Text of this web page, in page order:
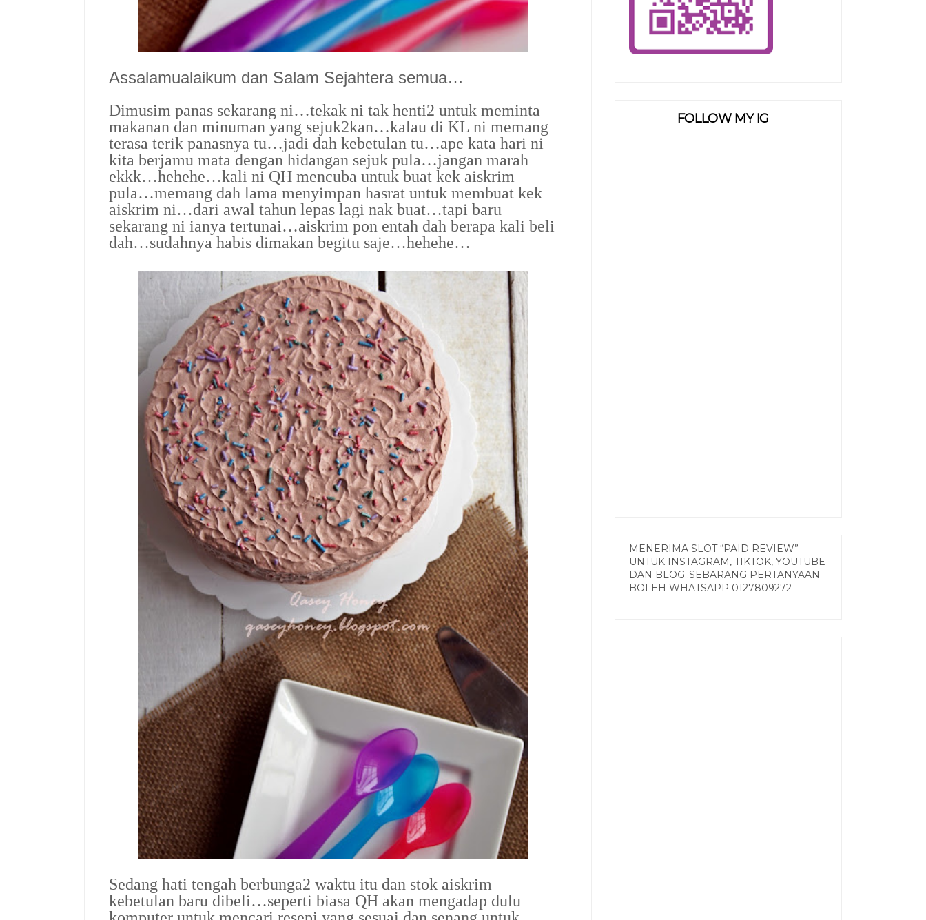
Assalamualaikum dan Salam Sejahtera semua…
Dimusim panas sekarang ni…tekak ni tak henti2 untuk meminta
makanan dan minuman yang sejuk2kan…kalau di KL ni memang
terasa terik panasnya tu…jadi dah kebetulan tu…ape kata hari ni
kita berjamu mata dengan hidangan sejuk pula…jangan marah
ekkk…hehehe…kali ni QH mencuba untuk buat kek aiskrim
pula…memang dah lama menyimpan hasrat untuk membuat kek
aiskrim ni…dari awal tahun lepas lagi nak buat…tapi baru
sekarang ni ianya tertunai…aiskrim pon entah dah berapa kali beli
dah…sudahnya habis dimakan begitu saje…hehehe…
Sedang hati tengah berbunga2 waktu itu dan stok aiskrim
kebetulan baru dibeli…seperti biasa QH akan mengadap dulu
FOLLOW MY IG
MENERIMA SLOT “PAID REVIEW”
UNTUK INSTAGRAM, TIKTOK, YOUTUBE
DAN BLOG..SEBARANG PERTANYAAN
BOLEH WHATSAPP 0127809272